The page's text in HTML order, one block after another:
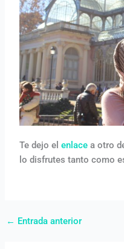
Te dejo el enlace a otro
lo disfrutes tanto como
← Entrada anterior